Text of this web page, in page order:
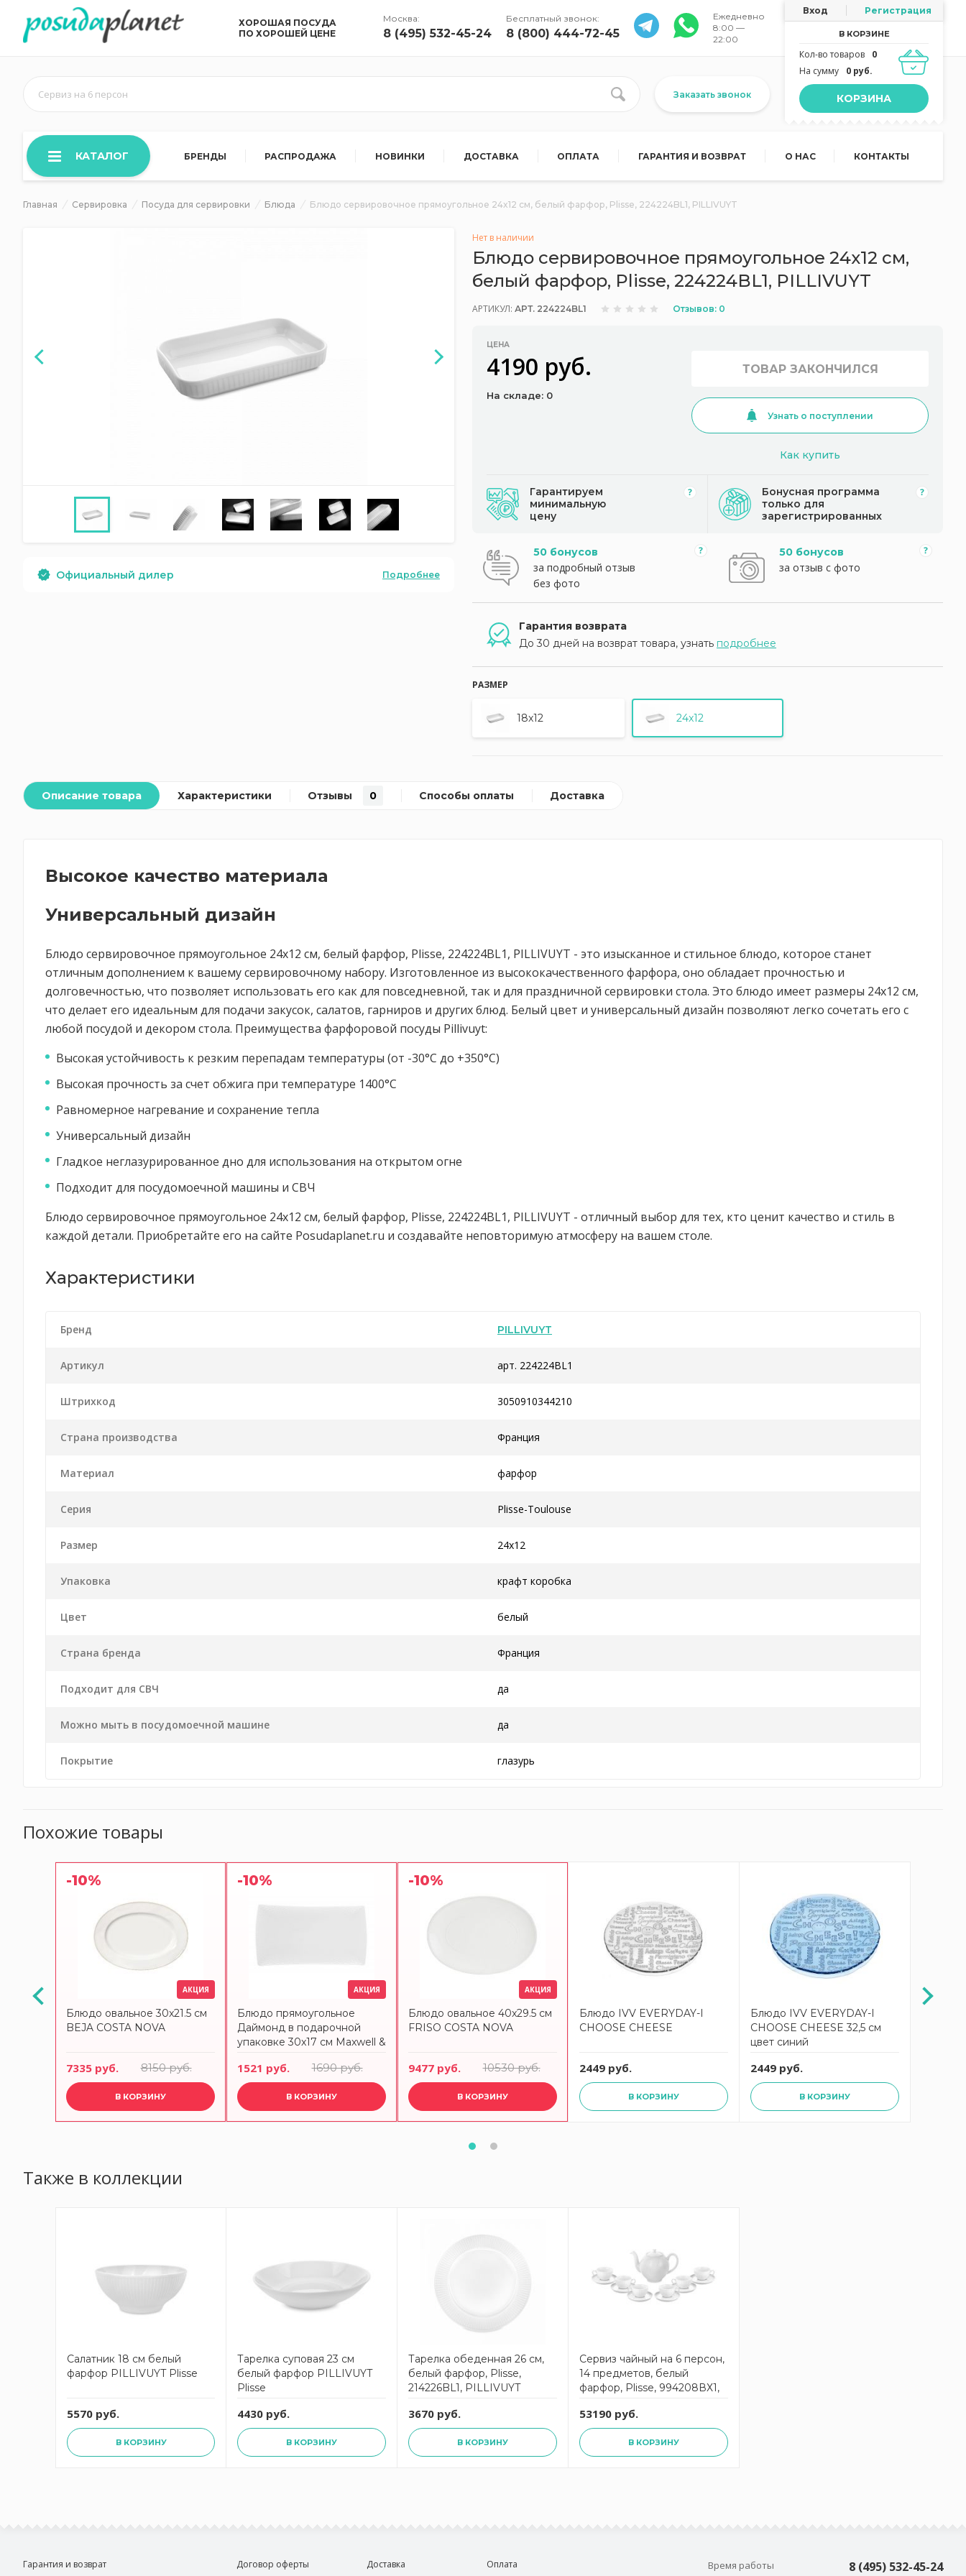
ХОРОШАЯ ПОСУДА
ПО ХОРОШЕЙ ЦЕНЕ
Москва:
8 (495) 532-45-24
Бесплатный звонок:
8 (800) 444-72-45
Ежедневно
8:00 —
22:00
Вход Регистрация
В КОРЗИНЕ
Кол-во товаров
0
На сумму
0 руб.
КОРЗИНА
Сервиз на 6 персон Заказать звонок
КАТАЛОГ БРЕНДЫ РАСПРОДАЖА НОВИНКИ ДОСТАВКА ОПЛАТА ГАРАНТИЯ И ВОЗВРАТ О НАС КОНТАКТЫ
Главная Сервировка Посуда для сервировки Блюда Блюдо сервировочное прямоугольное 24x12 см, белый фарфор, Plisse, 224224BL1, PILLIVUYT
Официальный дилер Подробнее
Нет в наличии
Блюдо сервировочное прямоугольное 24x12 см,
белый фарфор, Plisse, 224224BL1, PILLIVUYT
АРТИКУЛ: АРТ. 224224BL1 Отзывов: 0
ЦЕНА
4190 руб.
На складе: 0
ТОВАР ЗАКОНЧИЛСЯ
Узнать о поступлении
Как купить
Гарантируем
минимальную
цену
Бонусная программа
только для
зарегистрированных
50 бонусов
за подробный отзыв
без фото
50 бонусов
за отзыв с фото
Гарантия возврата
До 30 дней на возврат товара, узнать подробнее
РАЗМЕР
18x12 24x12
Описание товара Характеристики Отзывы 0 Способы оплаты Доставка
Высокое качество материала
Универсальный дизайн
Блюдо сервировочное прямоугольное 24x12 см, белый фарфор, Plisse, 224224BL1, PILLIVUYT - это изысканное и стильное блюдо, которое станет
отличным дополнением к вашему сервировочному набору. Изготовленное из высококачественного фарфора, оно обладает прочностью и
долговечностью, что позволяет использовать его как для повседневной, так и для праздничной сервировки стола. Это блюдо имеет размеры 24x12 см,
что делает его идеальным для подачи закусок, салатов, гарниров и других блюд. Белый цвет и универсальный дизайн позволяют легко сочетать его с
любой посудой и декором стола. Преимущества фарфоровой посуды Pillivuyt:
Высокая устойчивость к резким перепадам температуры (от -30°С до +350°С)
Высокая прочность за счет обжига при температуре 1400°С
Равномерное нагревание и сохранение тепла
Универсальный дизайн
Гладкое неглазурированное дно для использования на открытом огне
Подходит для посудомоечной машины и СВЧ
Блюдо сервировочное прямоугольное 24x12 см, белый фарфор, Plisse, 224224BL1, PILLIVUYT - отличный выбор для тех, кто ценит качество и стиль в
каждой детали. Приобретайте его на сайте Posudaplanet.ru и создавайте неповторимую атмосферу на вашем столе.
Характеристики
Бренд PILLIVUYT
Артикул арт. 224224BL1
Штрихкод 3050910344210
Страна производства Франция
Материал фарфор
Серия Plisse-Toulouse
Размер 24x12
Упаковка крафт коробка
Цвет белый
Страна бренда Франция
Подходит для СВЧ да
Можно мыть в посудомоечной машине да
Покрытие глазурь
Похожие товары
-10%
АКЦИЯ
Блюдо овальное 30x21.5 см
BEJA COSTA NOVA
7335 руб. 8150 руб.
В КОРЗИНУ
-10%
АКЦИЯ
Блюдо прямоугольное
Даймонд в подарочной
упаковке 30x17 см Maxwell &
1521 руб. 1690 руб.
В КОРЗИНУ
-10%
АКЦИЯ
Блюдо овальное 40x29.5 см
FRISO COSTA NOVA
9477 руб. 10530 руб.
В КОРЗИНУ
Блюдо IVV EVERYDAY-I
CHOOSE CHEESE
2449 руб.
В КОРЗИНУ
Блюдо IVV EVERYDAY-I
CHOOSE CHEESE 32,5 см
цвет синий
2449 руб.
В КОРЗИНУ
Также в коллекции
Салатник 18 см белый
фарфор PILLIVUYT Plisse
5570 руб.
В КОРЗИНУ
Тарелка суповая 23 см
белый фарфор PILLIVUYT
Plisse
4430 руб.
В КОРЗИНУ
Тарелка обеденная 26 см,
белый фарфор, Plisse,
214226BL1, PILLIVUYT
3670 руб.
В КОРЗИНУ
Сервиз чайный на 6 персон,
14 предметов, белый
фарфор, Plisse, 994208ВХ1,
53190 руб.
В КОРЗИНУ
Гарантия и возврат Договор оферты Доставка Оплата Время работы 8 (495) 532-45-24